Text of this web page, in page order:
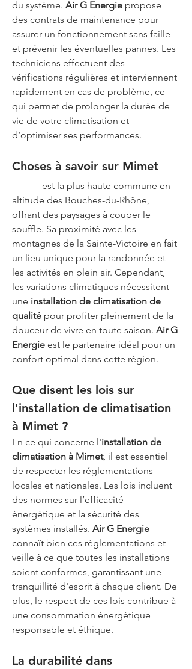
du système. Air G Energie propose
des contrats de maintenance pour
assurer un fonctionnement sans faille
et prévenir les éventuelles pannes. Les
techniciens effectuent des
vérifications régulières et interviennent
rapidement en cas de problème, ce
qui permet de prolonger la durée de
vie de votre climatisation et
d’optimiser ses performances.
Choses à savoir sur Mimet
est la plus haute commune en
altitude des Bouches-du-Rhône,
offrant des paysages à couper le
souffle. Sa proximité avec les
montagnes de la Sainte-Victoire en fait
un lieu unique pour la randonnée et
les activités en plein air. Cependant,
les variations climatiques nécessitent
une installation de climatisation de
qualité pour profiter pleinement de la
douceur de vivre en toute saison. Air G
Energie est le partenaire idéal pour un
confort optimal dans cette région.
Que disent les lois sur
l'installation de climatisation
à Mimet ?
En ce qui concerne l'installation de
climatisation à Mimet, il est essentiel
de respecter les réglementations
locales et nationales. Les lois incluent
des normes sur l’efficacité
énergétique et la sécurité des
systèmes installés. Air G Energie
connaît bien ces réglementations et
veille à ce que toutes les installations
soient conformes, garantissant une
tranquillité d'esprit à chaque client. De
plus, le respect de ces lois contribue à
une consommation énergétique
responsable et éthique.
La durabilité dans